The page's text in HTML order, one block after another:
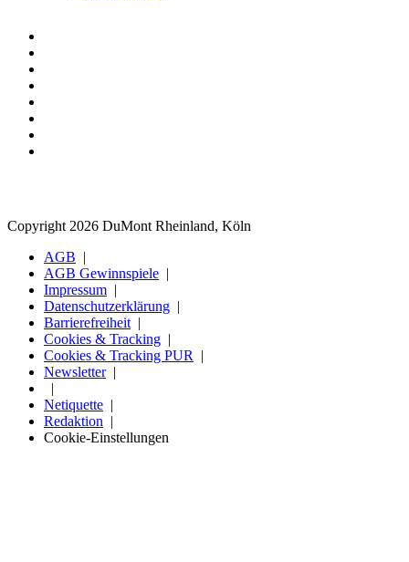
Copyright 2026 DuMont Rheinland, Köln
AGB
AGB Gewinnspiele
Impressum
Datenschutzerklärung
Barrierefreiheit
Cookies & Tracking
Cookies & Tracking PUR
Newsletter
Netiquette
Redaktion
Cookie-Einstellungen